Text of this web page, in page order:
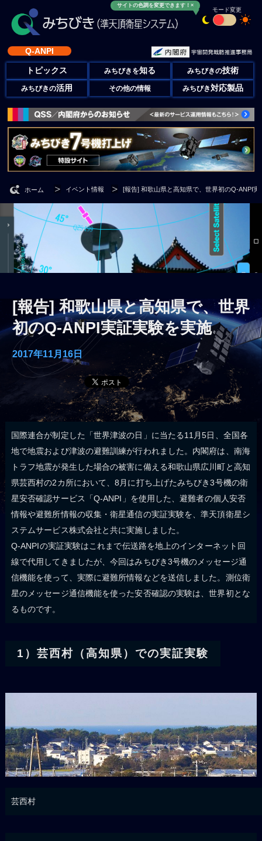
サイトの色調を変更できます！×
モード変更
Q-ANPI
トピックス みちびきを知る みちびきの技術
みちびきの活用 その他の情報 みちびき対応製品
ホーム イベント情報 [報告] 和歌山県と高知県で、世界初のQ-ANPI実
[報告] 和歌山県と高知県で、世界
初のQ-ANPI実証実験を実施
2017年11月16日
国際連合が制定した「世界津波の日」に当たる11月5日、全国各
地で地震および津波の避難訓練が行われました。内閣府は、南海
トラフ地震が発生した場合の被害に備える和歌山県広川町と高知
県芸西村の2カ所において、8月に打ち上げたみちびき3号機の衛
星安否確認サービス「Q-ANPI」を使用した、避難者の個人安否
情報や避難所情報の収集・衛星通信の実証実験を、準天頂衛星シ
ステムサービス株式会社と共に実施しました。
Q-ANPIの実証実験はこれまで伝送路を地上のインターネット回
線で代用してきましたが、今回はみちびき3号機のメッセージ通
信機能を使って、実際に避難所情報などを送信しました。測位衛
星のメッセージ通信機能を使った安否確認の実験は、世界初とな
るものです。
1）芸西村（高知県）での実証実験
芸西村